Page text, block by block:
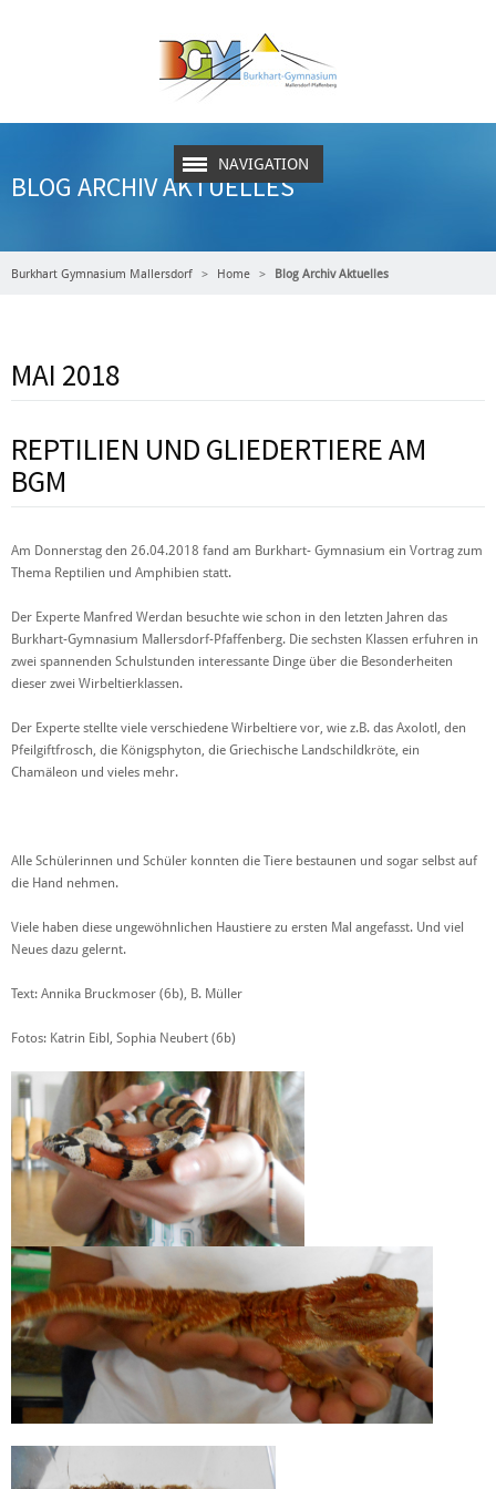
NAVIGATION
BLOG ARCHIV AKTUELLES
Burkhart Gymnasium Mallersdorf Home Blog Archiv Aktuelles
MAI 2018
REPTILIEN UND GLIEDERTIERE AM
BGM
Am Donnerstag den 26.04.2018 fand am Burkhart- Gymnasium ein Vortrag zum
Thema Reptilien und Amphibien statt.
Der Experte Manfred Werdan besuchte wie schon in den letzten Jahren das
Burkhart-Gymnasium Mallersdorf-Pfaffenberg. Die sechsten Klassen erfuhren in
zwei spannenden Schulstunden interessante Dinge über die Besonderheiten
dieser zwei Wirbeltierklassen.
Der Experte stellte viele verschiedene Wirbeltiere vor, wie z.B. das Axolotl, den
Pfeilgiftfrosch, die Königsphyton, die Griechische Landschildkröte, ein
Chamäleon und vieles mehr.
Alle Schülerinnen und Schüler konnten die Tiere bestaunen und sogar selbst auf
die Hand nehmen.
Viele haben diese ungewöhnlichen Haustiere zu ersten Mal angefasst. Und viel
Neues dazu gelernt.
Text: Annika Bruckmoser (6b), B. Müller
Fotos: Katrin Eibl, Sophia Neubert (6b)